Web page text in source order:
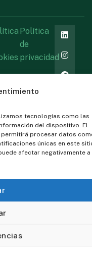
tecnologías como las
del dispositivo. El
procesar datos
únicas en este
afectar negativamente a
Política
de
privacidad